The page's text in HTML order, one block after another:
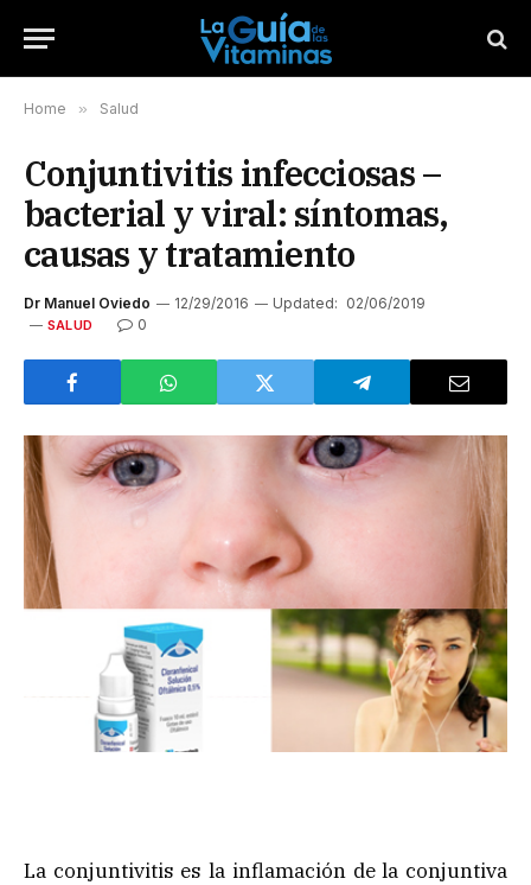
Home » Salud
Conjuntivitis infecciosas –
bacterial y viral: síntomas,
causas y tratamiento
Dr Manuel Oviedo 12/29/2016 Updated: 02/06/2019
SALUD 0
La conjuntivitis es la inflamación de la conjuntiva